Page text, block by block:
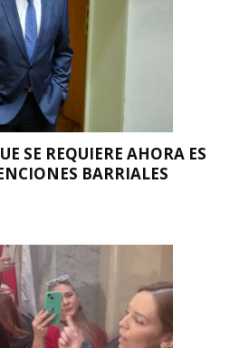
SE REQUIERE AHORA ES
BARRIALES